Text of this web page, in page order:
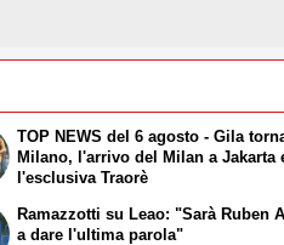
TOP NEWS del 6 agosto - Gila
Milano, l'arrivo del Milan a Jakarta
l'esclusiva Traorè
Ramazzotti su Leao: "Sarà Ruben
a dare l'ultima parola"